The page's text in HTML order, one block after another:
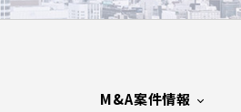
M&A案件情報